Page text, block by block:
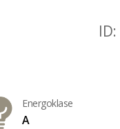
ID:
Energoklase
A